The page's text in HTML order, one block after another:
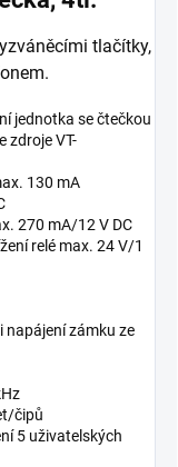
tlačítky,
jednotka se čtečkou
zdroje VT-
130 mA
270 mA/12 V DC
relé max. 24 V/1
napájení zámku ze
čipů
5 uživatelských